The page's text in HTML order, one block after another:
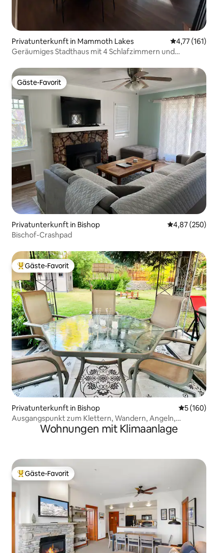
Privatunterkunft in Mammoth Lakes
4,77 (161)
Geräumiges Stadthaus mit 4 Schlafzimmern und
Gäste-Favorit
Gäste-Favorit
Privatunterkunft in Bishop
4,87 (250)
Bischof-Crashpad
Beliebter Gäste-Favorit.
Gäste-Favorit
Privatunterkunft in Bishop
5 (160)
Ausgangspunkt zum Klettern, Wandern, Angeln,
SkifahrenWohnungen mit Klimaanlage
Beliebter Gäste-Favorit.
Gäste-Favorit